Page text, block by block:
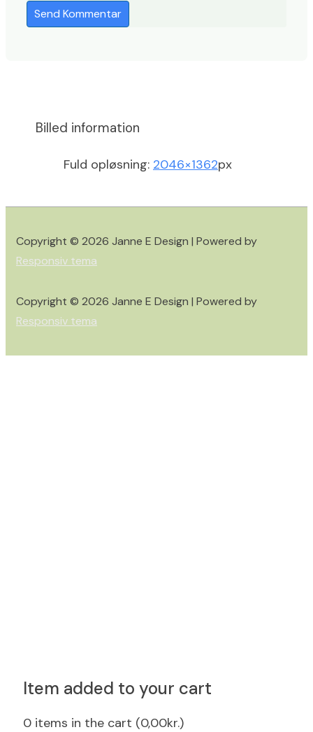
Billed information
Fuld opløsning: 2046×1362px
Copyright © 2026 Janne E Design | Powered by
Responsiv tema
Copyright © 2026 Janne E Design | Powered by
Responsiv tema
Item added to your cart
0 items in the cart (0,00kr.)